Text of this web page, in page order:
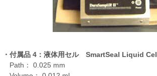
・付属品 4：液体用セル SmartSeal Liquid
Path： 0.025 mm